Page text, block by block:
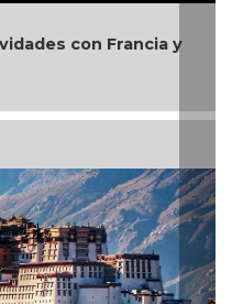
Internacional de Arte